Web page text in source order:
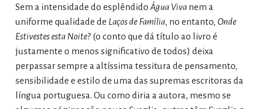
Sem a intensidade do esplêndido Água Vivanem a
uniforme qualidade de Laços de Família, no entanto, Onde
Estivestes esta Noite? (o conto que dá título ao livro é
justamente o menos significativo de todos) deixa
perpassar sempre a altíssima tessitura de pensamento,
sensibilidade e estilo de uma das supremas escritoras da
língua portuguesa. Ou como diria a autora, mesmo se